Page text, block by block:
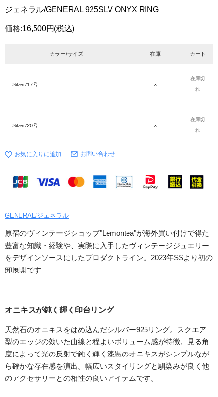
ジェネラル/GENERAL 925SLV ONYX RING
価格:16,500円 (税込)
カラー/サイズ 在庫 カート
Silver/17号 ×
在庫切
れ
Silver/20号 ×
在庫切
れ
お問い合わせ
GENERAL/ジェネラル
原宿のヴィンテージショップ"Lemontea"が海外買い付けで得た
豊富な知識・経験や、実際に入手したヴィンテージジュエリー
をデザインソースにしたプロダクトライン。2023年SSより初の
卸展開です
オニキスが鈍く輝く印台リング
天然石のオニキスをはめ込んだシルバー925リング。スクエア
型のエッジの効いた曲線と程よいボリューム感が特徴。見る角
度によって光の反射で鈍く輝く漆黒のオニキスがシンプルなが
ら確かな存在感を演出。幅広いスタイリングと馴染みが良く他
のアクセサリーとの相性の良いアイテムです。